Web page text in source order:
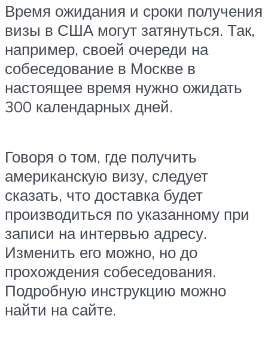
Время ожидания и сроки получения
визы в США могут затянуться. Так,
например, своей очереди на
собеседование в Москве в
настоящее время нужно ожидать
300 календарных дней.
Говоря о том, где получить
американскую визу, следует
сказать, что доставка будет
производиться по указанному при
записи на интервью адресу.
Изменить его можно, но до
прохождения собеседования.
Подробную инструкцию можно
найти на сайте.